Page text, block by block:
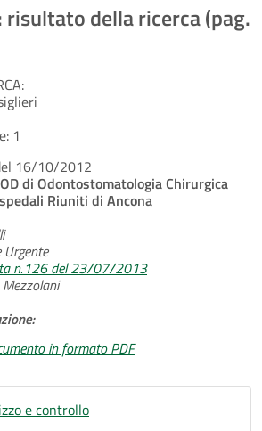
della ricerca (pag.
1
16/10/2012
di Odontostomatologia Chirurgica
Riuniti di Ancona
n.126 del 23/07/2013
in formato PDF
e controllo